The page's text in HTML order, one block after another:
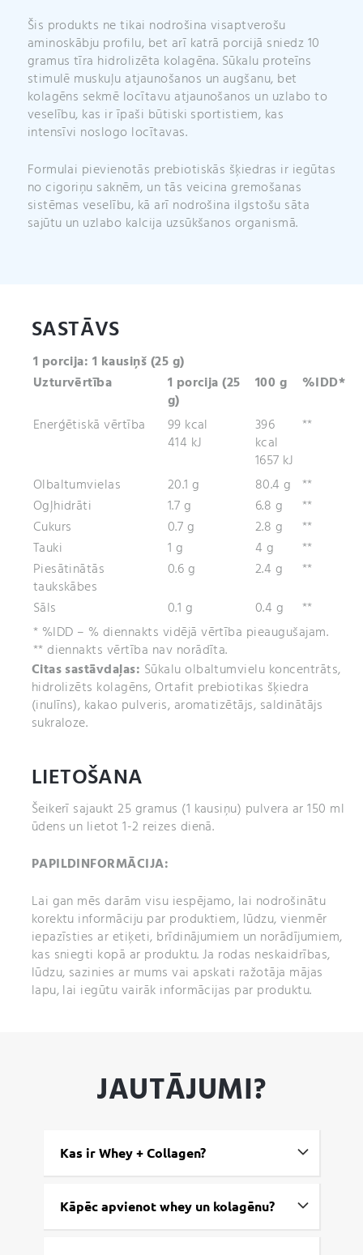
Šis produkts ne tikai nodrošina visaptverošu
aminoskābju profilu, bet arī katrā porcijā sniedz 10
gramus tīra hidrolizēta kolagēna. Sūkalu proteīns
stimulē muskuļu atjaunošanos un augšanu, bet
kolagēns sekmē locītavu atjaunošanos un uzlabo to
veselību, kas ir īpaši būtiski sportistiem, kas
intensīvi noslogo locītavas.
Formulai pievienotās prebiotiskās šķiedras ir iegūtas
no cigoriņu saknēm, un tās veicina gremošanas
sistēmas veselību, kā arī nodrošina ilgstošu sāta
sajūtu un uzlabo kalcija uzsūkšanos organismā.
SASTĀVS
1 porcija: 1 kausiņš (25 g)
Uzturvērtība
1 porcija (25
g)
100 g
%IDD*
Enerģētiskā vērtība
99 kcal
414 kJ
396
kcal
1657 kJ
**
Olbaltumvielas 20.1 g 80.4 g **
Ogļhidrāti
1.7 g 6.8 g
**
Cukurs
0.7 g 2.8 g
**
Tauki
1 g 4 g
**
Piesātinātās
taukskābes
0.6 g 2.4 g
**
Sāls
0.1 g 0.4 g
**
* %IDD – % diennakts vidējā vērtība pieaugušajam.
** diennakts vērtība nav norādīta.
Citas sastāvdaļas: Sūkalu olbaltumvielu koncentrāts,
hidrolizēts kolagēns, Ortafit prebiotikas šķiedra
(inulīns), kakao pulveris, aromatizētājs, saldinātājs
sukraloze.
LIETOŠANA
Šeikerī sajaukt 25 gramus (1 kausiņu) pulvera ar 150 ml
ūdens un lietot 1-2 reizes dienā.
PAPILDINFORMĀCIJA:
Lai gan mēs darām visu iespējamo, lai nodrošinātu
korektu informāciju par produktiem, lūdzu, vienmēr
iepazīsties ar etiķeti, brīdinājumiem un norādījumiem,
kas sniegti kopā ar produktu. Ja rodas neskaidrības,
lūdzu, sazinies ar mums vai apskati ražotāja mājas
lapu, lai iegūtu vairāk informācijas par produktu.
JAUTĀJUMI?
Kas ir Whey + Collagen?
Kāpēc apvienot whey un kolagēnu?